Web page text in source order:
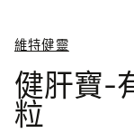
維特健靈
健肝寶-
粒